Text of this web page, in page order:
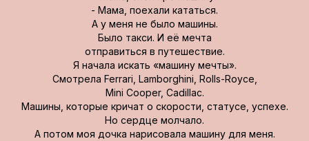
- Мама, поехали кататься.
А у меня не было машины.
Было такси. И её мечта
отправиться в путешествие.
Я начала искать «машину мечты».
Смотрела Ferrari, Lamborghini, Rolls-Royce,
Mini Cooper, Cadillac.
Машины, которые кричат о скорости, статусе, успехе.
Но сердце молчало.
А потом моя дочка нарисовала машину для меня.